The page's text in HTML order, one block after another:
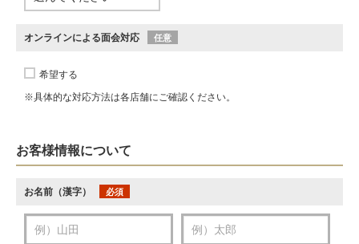
オンラインによる面会対応 任意
希望する
※具体的な対応方法は各店舗にご確認ください。
お客様情報について
お名前（漢字） 必須